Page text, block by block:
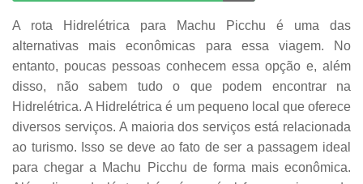
A rota Hidrelétrica para Machu Picchu é uma das
alternativas mais econômicas para essa viagem. No
entanto, poucas pessoas conhecem essa opção e, além
disso, não sabem tudo o que podem encontrar na
Hidrelétrica. A Hidrelétrica é um pequeno local que oferece
diversos serviços. A maioria dos serviços está relacionada
ao turismo. Isso se deve ao fato de ser a passagem ideal
para chegar a Machu Picchu de forma mais econômica.